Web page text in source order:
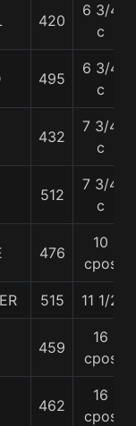
420
6 3/4
c
495
6 3/4
c
432
7 3/4
c
512
7 3/4
c
476
10
cpos
515 11 1/2
459
16
cpos
462
16
cpos